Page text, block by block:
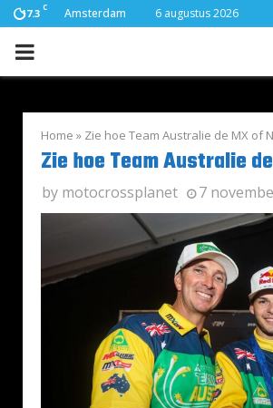
17.3 C Amsterdam 6 augustus 2026
PRIMARY
Home » Zie hoe Team Australie de MX of
Zie hoe Team Australie
by motocrossplanet 7